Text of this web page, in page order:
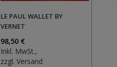
LE PAUL WALLET BY
VERNET
98,50 €
Inkl. MwSt.,
zzgl.Versand